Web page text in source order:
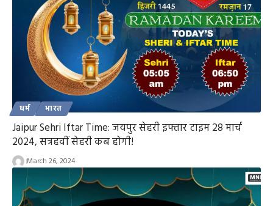
धर्म भारत
Jaipur Sehri Iftar Time: जयपुर सेहरी इफ्तार टाइम 28 मार्च
2024, सत्रहवीं सेहरी कब होगी!
March 26, 2024